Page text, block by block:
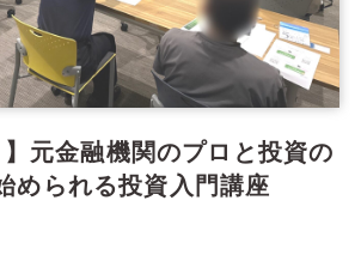
】元金融機関のプロと投資の
められる投資入門講座